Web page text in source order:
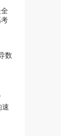
全
数
速